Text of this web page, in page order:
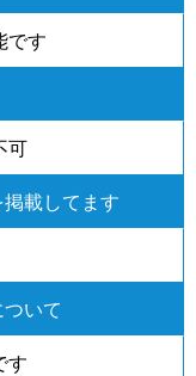
です
可
載してます
いて
す